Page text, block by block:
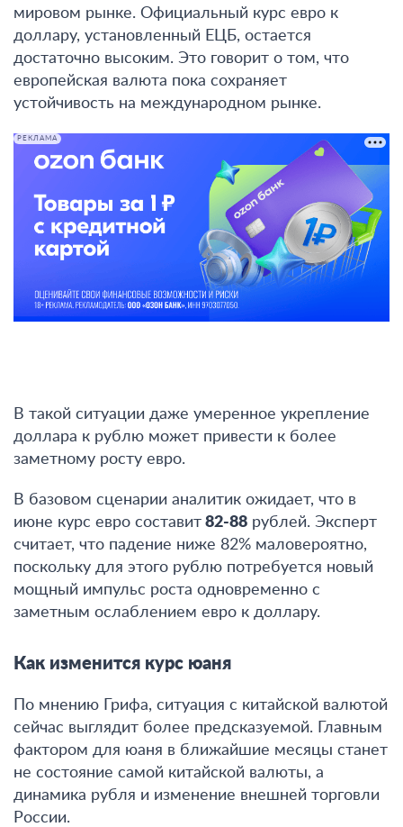
мировом рынке. Официальный курс евро к
доллару, установленный ЕЦБ, остается
достаточно высоким. Это говорит о том, что
европейская валюта пока сохраняет
устойчивость на международном рынке.
РЕКЛАМА
В такой ситуации даже умеренное укрепление
доллара к рублю может привести к более
заметному росту евро.
В базовом сценарии аналитик ожидает, что в
июне курс евро составит 82-88 рублей. Эксперт
считает, что падение ниже 82% маловероятно,
поскольку для этого рублю потребуется новый
мощный импульс роста одновременно с
заметным ослаблением евро к доллару.
Как изменится курс юаня
По мнению Грифа, ситуация с китайской валютой
сейчас выглядит более предсказуемой.
Главным
фактором для юаня в ближайшие месяцы станет
не состояние самой китайской валюты, а
динамика рубля и изменение внешней торговли
России.